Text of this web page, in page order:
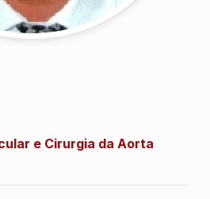
e Cirurgia da Aorta